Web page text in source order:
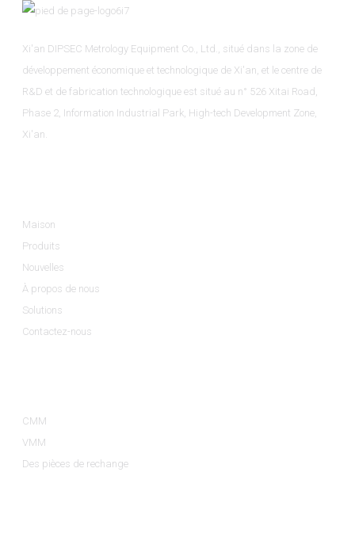
Xi'an DIPSEC Metrology Equipment Co., Ltd., situé dans la zone de
développement économique et technologique de Xi'an, et le centre de
R&D et de fabrication technologique est situé au n° 526 Xitai Road,
Phase 2, Information Industrial Park, High-tech Development Zone,
Xi'an.
Maison
Produits
Nouvelles
À propos de nous
Solutions
Contactez-nous
CMM
VMM
Des pièces de rechange